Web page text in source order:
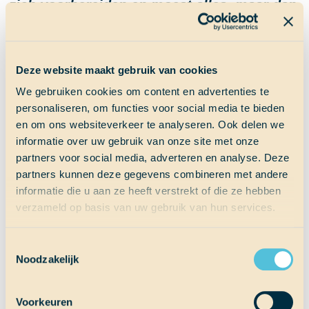
Deze website maakt gebruik van cookies
We gebruiken cookies om content en advertenties te
personaliseren, om functies voor social media te bieden
en om ons websiteverkeer te analyseren. Ook delen we
informatie over uw gebruik van onze site met onze
partners voor social media, adverteren en analyse. Deze
partners kunnen deze gegevens combineren met andere
informatie die u aan ze heeft verstrekt of die ze hebben
verzameld op basis van uw gebruik van hun services.
Noodzakelijk
Voorkeuren
zich voorbereiden en moest alles, maar dan
ook alles, zeevast gezet worden. We zijn dan
zijn aan de golven in dat gebied.
Nu zijn we op weg naar de Azoren. Veel
mensen hebben er zin in: we gaan een
kadeschildering maken én we kunnen weer
gebruik maken van een Europese
telefoonbundel! Dat betekent dat we geen
WiFi-hotspots meer op hoeven te zoeken. De
schip te besturen, de scholieren gaan hard
zeezieken? Die bereiden zich mentaal alvast